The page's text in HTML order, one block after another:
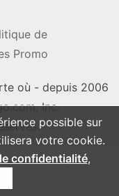
possible sur
votre cookie.
confidentialité,
de
Promo
où - depuis 2006
Inc.